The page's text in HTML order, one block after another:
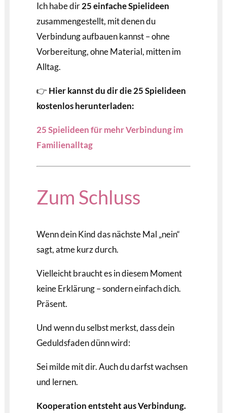
Ich habe dir25 einfache Spielideen
zusammengestellt, mit denen du
Verbindung aufbauen kannst – ohne
Vorbereitung, ohne Material, mitten im
Alltag.
👉 Hier kannst du dir die 25 Spielideen
kostenlos herunterladen:
25 Spielideen für mehr Verbindung im
Familienalltag
Zum Schluss
Wenn dein Kind das nächste Mal „nein“
sagt, atme kurz durch.
Vielleicht braucht es in diesem Moment
keine Erklärung – sondern einfach dich.
Präsent.
Und wenn du selbst merkst, dass dein
Geduldsfaden dünn wird:
Sei milde mit dir. Auch du darfst wachsen
und lernen.
Kooperation entsteht aus Verbindung.